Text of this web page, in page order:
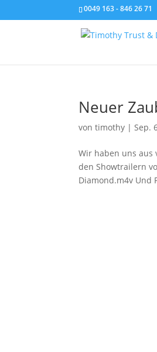
0049 163 - 846 26 71
Neuer
vontimothy |Sep.
Wir haben uns aus
den Showtrailern
Diamond.m4v Und